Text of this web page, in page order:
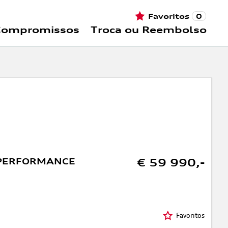
Favoritos 0
Troca ou Reembolso
€ 59 990,-
Favoritos